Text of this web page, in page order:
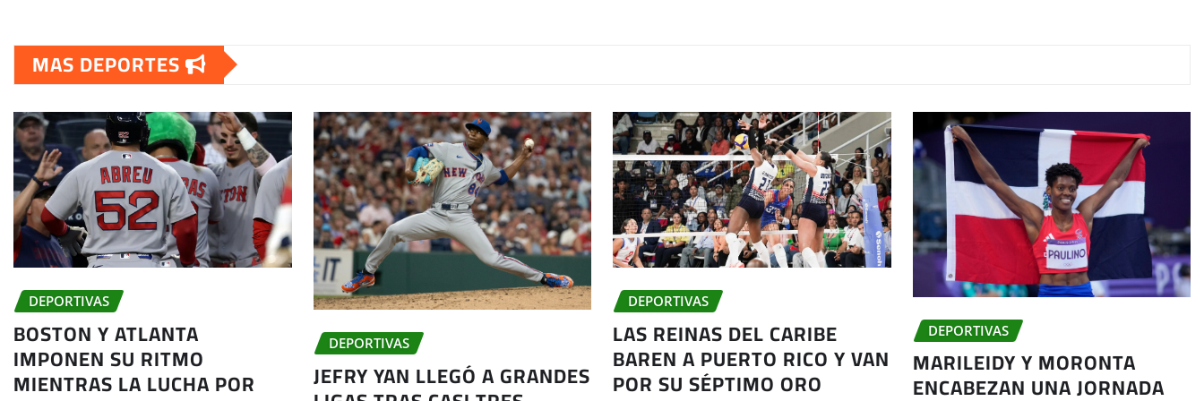
de
entradas
MAS DEPORTES
DEPORTIVAS
BOSTON Y ATLANTA
IMPONEN SU RITMO
MIENTRAS LA LUCHA POR
DEPORTIVAS
JEFRY YAN LLEGÓ A GRANDES
DEPORTIVAS
LAS REINAS DEL CARIBE
BAREN A PUERTO RICO Y VAN
POR SU SÉPTIMO ORO
DEPORTIVAS
MARILEIDY Y MORONTA
ENCABEZAN UNA JORNADA